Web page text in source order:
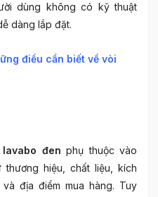
dùng không có kỹ thuật
dàng lắp đặt.
điều cần biết về vòi
đen phụ thuộc vào
hiệu, chất liệu, kích
địa điểm mua hàng. Tuy